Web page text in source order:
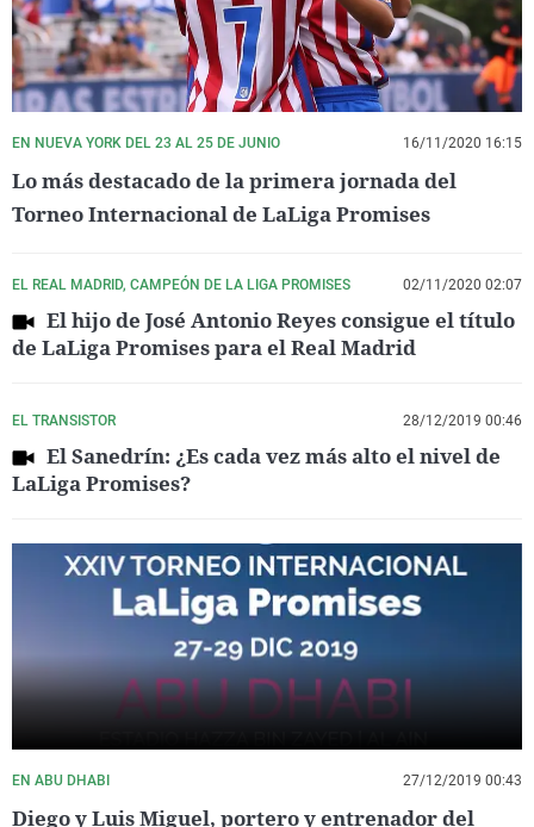
EN NUEVA YORK DEL 23 AL 25 DE JUNIO 16/11/2020 16:15
Lo más destacado de la primera jornada del
Torneo Internacional de LaLiga Promises
EL REAL MADRID, CAMPEÓN DE LA LIGA PROMISES 02/11/2020 02:07
El hijo de José Antonio Reyes consigue el título
de LaLiga Promises para el Real Madrid
EL TRANSISTOR 28/12/2019 00:46
El Sanedrín: ¿Es cada vez más alto el nivel de
LaLiga Promises?
EN ABU DHABI 27/12/2019 00:43
Diego y Luis Miguel, portero y entrenador del